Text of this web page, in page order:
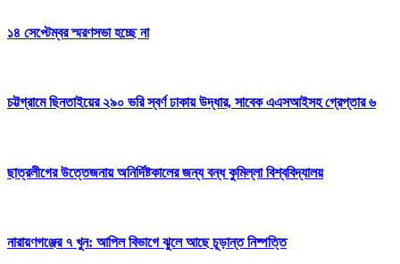
১৪ সেপ্টেম্বর স্মরণসভা হচ্ছে না
চট্টগ্রামে ছিনতাইয়ের ২৯০ ভরি স্বর্ণ ঢাকায় উদ্ধার, সাবেক এএসআইসহ গ্রেপ্তার ৬
ছাত্রলীগের উত্তেজনায় অনির্দিষ্টকালের জন্য বন্ধ কুমিল্লা বিশ্ববিদ্যালয়
নারায়ণগঞ্জের ৭ খুন: আপিল বিভাগে ঝুলে আছে চূড়ান্ত নিষ্পত্তি